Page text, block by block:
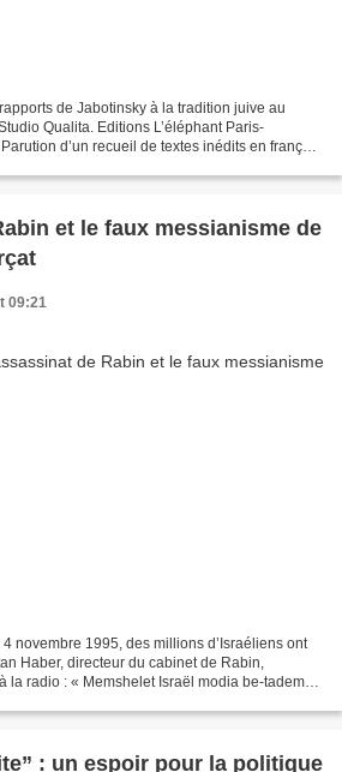
de Jabotinsky à la tradition juive au
Qualita. Editions L’éléphant Paris-
d’un recueil de textes inédits en français
et le faux messianisme de
09:21
novembre 1995, des millions d’Israéliens ont
Haber, directeur du cabinet de Rabin,
la radio : « Memshelet Israël modia be-tadema
: un espoir pour la politique